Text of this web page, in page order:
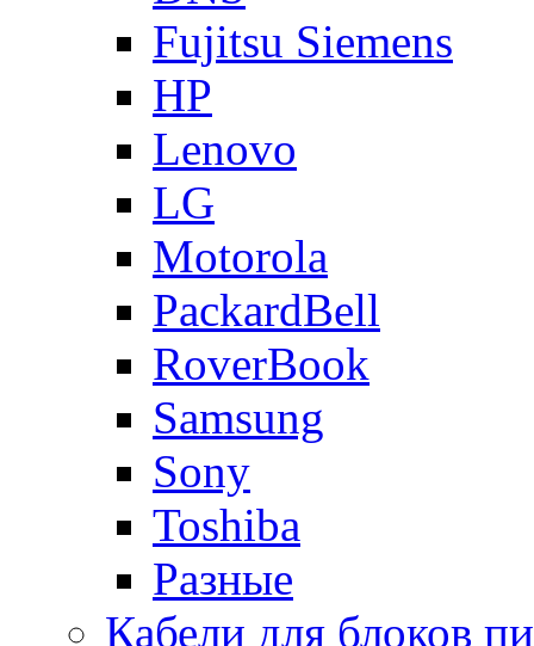
Fujitsu Siemens
HP
Lenovo
LG
Motorola
PackardBell
RoverBook
Samsung
Sony
Toshiba
Разные
Кабели для блоков